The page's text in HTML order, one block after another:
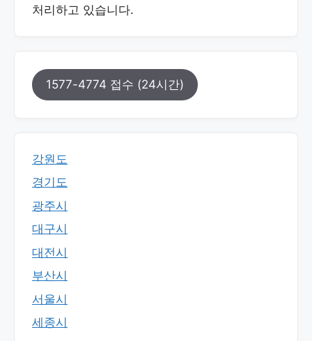
처리하고 있습니다.
1577-4774 접수 (24시간)
강원도
경기도
광주시
대구시
대전시
부산시
서울시
세종시